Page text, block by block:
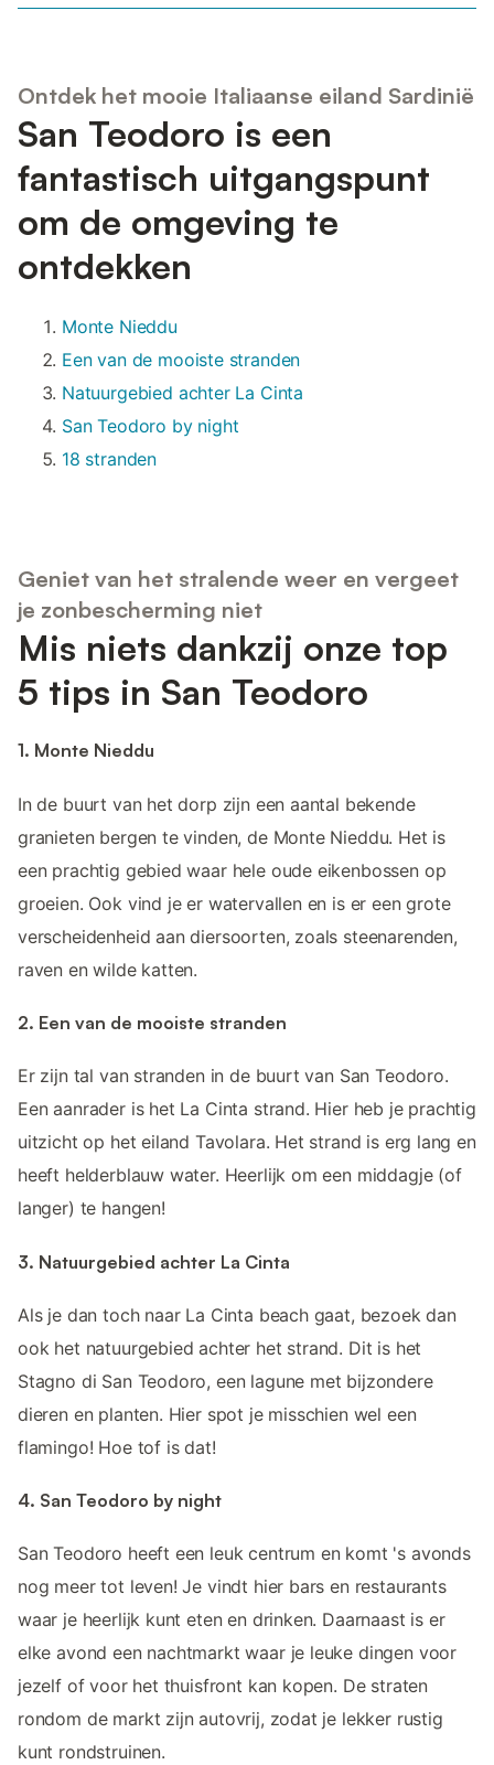
Ontdek het mooie Italiaanse eiland Sardinië
San Teodoro is een
fantastisch uitgangspunt
om de omgeving te
ontdekken
Monte Nieddu
Een van de mooiste stranden
Natuurgebied achter La Cinta
San Teodoro by night
18 stranden
Geniet van het stralende weer en vergeet
je zonbescherming niet
Mis niets dankzij onze top
5 tips in San Teodoro
1. Monte Nieddu
In de buurt van het dorp zijn een aantal bekende
granieten bergen te vinden, de Monte Nieddu. Het is
een prachtig gebied waar hele oude eikenbossen op
groeien. Ook vind je er watervallen en is er een grote
verscheidenheid aan diersoorten, zoals steenarenden,
raven en wilde katten.
2. Een van de mooiste stranden
Er zijn tal van stranden in de buurt van San Teodoro.
Een aanrader is het La Cinta strand. Hier heb je prachtig
uitzicht op het eiland Tavolara. Het strand is erg lang en
heeft helderblauw water. Heerlijk om een middagje (of
langer) te hangen!
3. Natuurgebied achter La Cinta
Als je dan toch naar La Cinta beach gaat, bezoek dan
ook het natuurgebied achter het strand. Dit is het
Stagno di San Teodoro, een lagune met bijzondere
dieren en planten. Hier spot je misschien wel een
flamingo! Hoe tof is dat!
4. San Teodoro by night
San Teodoro heeft een leuk centrum en komt 's avonds
nog meer tot leven! Je vindt hier bars en restaurants
waar je heerlijk kunt eten en drinken. Daarnaast is er
elke avond een nachtmarkt waar je leuke dingen voor
jezelf of voor het thuisfront kan kopen. De straten
rondom de markt zijn autovrij, zodat je lekker rustig
kunt rondstruinen.